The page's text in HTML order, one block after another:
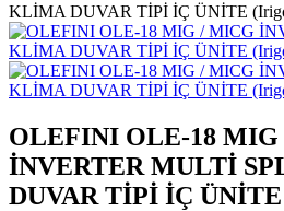
OLEFINI OLE-18
İNVERTER MULTİ
DUVAR TİPİ İÇ